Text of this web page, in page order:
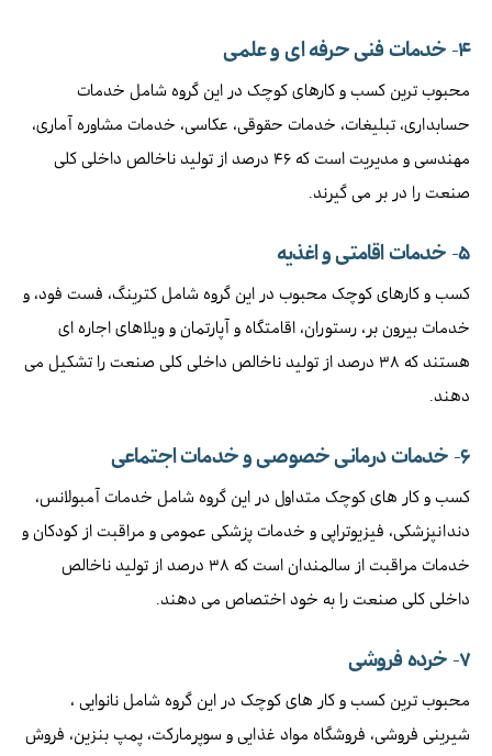
۴- خدمات فنی حرفه ای و علمی
محبوب ترین کسب و کارهای کوچک در این گروه شامل خدمات
حسابداری، تبلیغات، خدمات حقوقی، عکاسی، خدمات مشاوره آماری،
مهندسی و مدیریت است که ۴۶ درصد از تولید ناخالص داخلی کلی
صنعت را در بر می گیرند.
۵- خدمات اقامتی و اغذیه
کسب و کارهای کوچک محبوب در این گروه شامل کترینگ، فست فود، و
خدمات بیرون بر، رستوران، اقامتگاه و آپارتمان و ویلاهای اجاره ای
هستند که ۳۸ درصد از تولید ناخالص داخلی کلی صنعت را تشکیل می
دهند.
۶- خدمات درمانی خصوصی و خدمات اجتماعی
کسب و کار های کوچک متداول در این گروه شامل خدمات آمبولانس،
دندانپزشکی، فیزیوتراپی و خدمات پزشکی عمومی و مراقبت از کودکان و
خدمات مراقبت از سالمندان است که ۳۸ درصد از تولید ناخالص
داخلی کلی صنعت را به خود اختصاص می دهند.
۷- خرده فروشی
محبوب ترین کسب و کار های کوچک در این گروه شامل نانوایی ،
شیرینی فروشی، فروشگاه مواد غذایی و سوپرمارکت، پمپ بنزین، فروش